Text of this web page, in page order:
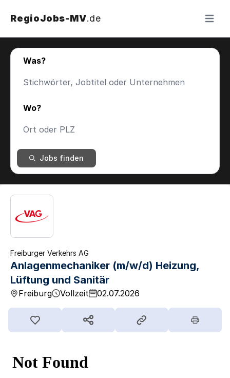
RegioJobs-MV.de Menü
Was?
Wo?
Jobs finden
Freiburger Verkehrs AG
Anlagenmechaniker (m/w/d) Heizung,
Lüftung und Sanitär
Freiburg Vollzeit 02.07.2026